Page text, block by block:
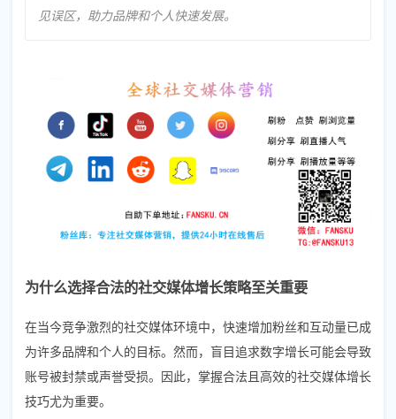
见误区，助力品牌和个人快速发展。
为什么选择合法的社交媒体增长策略至关重要
在当今竞争激烈的社交媒体环境中，快速增加粉丝和互动量已成
为许多品牌和个人的目标。然而，盲目追求数字增长可能会导致
账号被封禁或声誉受损。因此，掌握合法且高效的社交媒体增长
技巧尤为重要。